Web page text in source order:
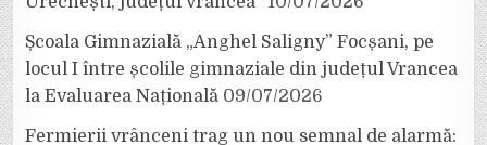
Școala Gimnazială „Anghel Saligny” Focșani, pe
locul I între școlile gimnaziale din județul Vrancea
la Evaluarea Națională 09/07/2026
Fermierii vrânceni trag un nou semnal de alarmă: